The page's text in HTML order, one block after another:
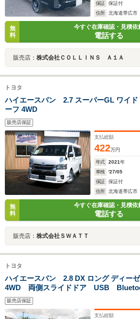
保証
保証付
住所
北海道帯広市
無
料
今すぐ在庫確認・見積依
電話する
販売店： 株式会社ＣＯＬＬＩＮＳ Ａ１Ａ
トヨタ
ハイエースバン 2.7 スーパーGL ワイド
ーフ 4WD
販売店保証
支払総額
422万円
年式 2021年
車検
'27/05
保証
保証付
住所
北海道帯広市
無
料
今すぐ在庫確認・見積依
電話する
販売店： 株式会社ＳＷＡＴＴ
トヨタ
ハイエースバン 2.8 DX ロング ディー
4WD 両側スライドドア USB
バックカメラ アダプティブクルーズコ
販売店保証
支払総額